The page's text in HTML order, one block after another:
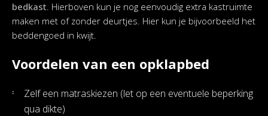
bedkast. Hierboven kun je nog eenvoudig extra kastruimte
maken met of zonder deurtjes. Hier kun je bijvoorbeeld het
beddengoed in kwijt.
Voordelen van een opklapbed
Zelf een matraskiezen (let op een eventuele beperking
qua dikte)